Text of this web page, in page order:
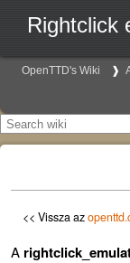
Rightclick
OpenTTD's Wiki
<< Vissza az
A